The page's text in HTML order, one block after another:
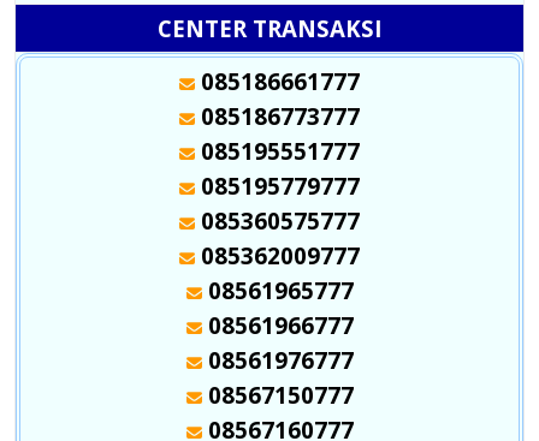
CENTER TRANSAKSI
085186661777
085186773777
085195551777
085195779777
085360575777
085362009777
08561965777
08561966777
08561976777
08567150777
08567160777